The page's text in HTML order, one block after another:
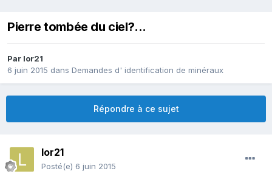
Pierre tombée du ciel?...
Par lor21
6 juin 2015 dans Demandes d' identification de minéraux
Répondre à ce sujet
lor21
Posté(e) 6 juin 2015